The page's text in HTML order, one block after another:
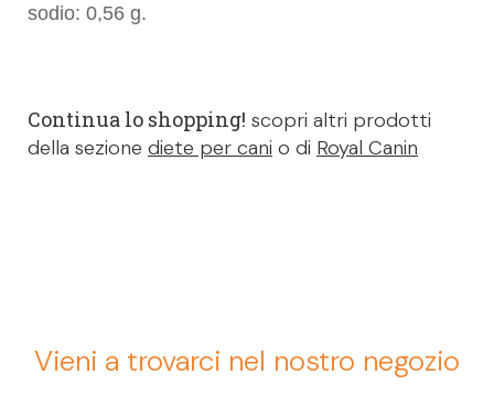
sodio: 0,56 g.
Continua lo shopping! scopri altri prodotti
della sezione diete per cani o di Royal Canin
Vieni a trovarci nel nostro negozio